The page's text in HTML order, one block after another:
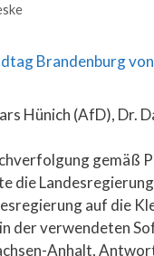
Hünich (AfD), Dr.
gemäß
die
auf die
der verwendeten
Anhalt,